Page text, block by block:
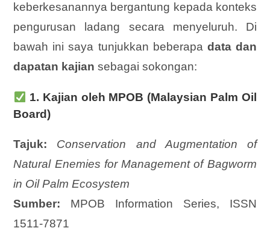
keberkesanannya bergantung kepada konteks
pengurusan ladang secara menyeluruh. Di
bawah ini saya tunjukkan beberapa data dan
dapatan kajian sebagai sokongan:
1. Kajian oleh MPOB (Malaysian Palm Oil
Board)
Tajuk:
Conservation and Augmentation of
Natural Enemies for Management of Bagworm
in Oil Palm Ecosystem
Sumber: MPOB Information Series, ISSN
1511-7871